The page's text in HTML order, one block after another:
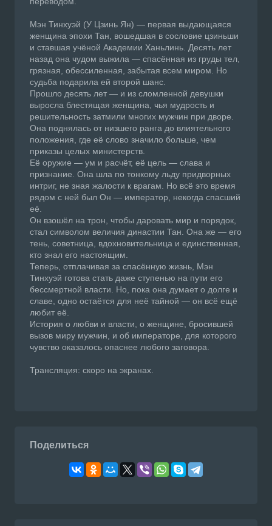
Мэн Тинхуэй (У Цзинь Ян) — первая выдающаяся
женщина эпохи Тан, вошедшая в сословие цзиньши
и ставшая учёной Академии Ханьлинь. Десять лет
назад она чудом выжила — спасённая из груды тел,
грязная, обессиленная, забытая всем миром. Но
судьба подарила ей второй шанс.
Прошло десять лет — и из сломленной девушки
выросла блестящая женщина, чья мудрость и
решительность затмили многих мужчин при дворе.
Она поднялась от низшего ранга до влиятельного
положения, где её слово значило больше, чем
приказы целых министерств.
Её оружие — ум и расчёт, её цель — слава и
признание. Она шла по тонкому льду придворных
интриг, не зная жалости к врагам. Но всё это время
рядом с ней был Он — император, некогда спасший
её.
Он взошёл на трон, чтобы даровать мир и порядок,
стал символом величия династии Тан. Она же — его
тень, советница, вдохновительница и единственная,
кто знал его настоящим.
Теперь, отплачивая за спасённую жизнь, Мэн
Тинхуэй готова стать даже ступенью на пути его
бессмертной власти. Но, пока она думает о долге и
славе, одно остаётся для неё тайной — он всё ещё
любит её.
История о любви и власти, о женщине, бросившей
вызов миру мужчин, и об императоре, для которого
чувство оказалось опаснее любого заговора.
Трансляция: скоро на экранах.
Поделиться